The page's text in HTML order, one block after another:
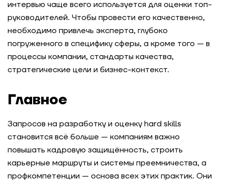
интервью чаще всего используется для оценки топ-
руководителей. Чтобы провести его качественно,
необходимо привлечь эксперта, глубоко
погруженного в специфику сферы, а кроме того — в
процессы компании, стандарты качества,
стратегические цели и бизнес-контекст.
Главное
Запросов на разработку и оценку hard skills
становится всё больше — компаниям важно
повышать кадровую защищённость, строить
карьерные маршруты и системы преемничества, а
профкомпетенции — основа всех этих практик. Они